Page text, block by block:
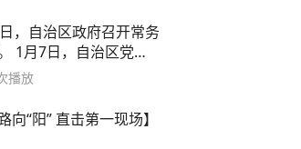
，自治区政府召开常务
1月7日，自治区党委
播放
向“阳” 直击第一现场】